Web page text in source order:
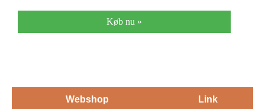
Køb nu »
Webshop Link